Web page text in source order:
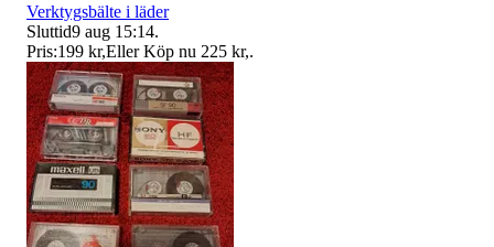
Verktygsbälte i läder
Sluttid9 aug 15:14.
Pris:199 kr,Eller Köp nu 225 kr,.